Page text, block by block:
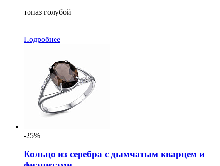
топаз голубой
Подробнее
-25%
Кольцо из серебра с дымчатым кварцем и